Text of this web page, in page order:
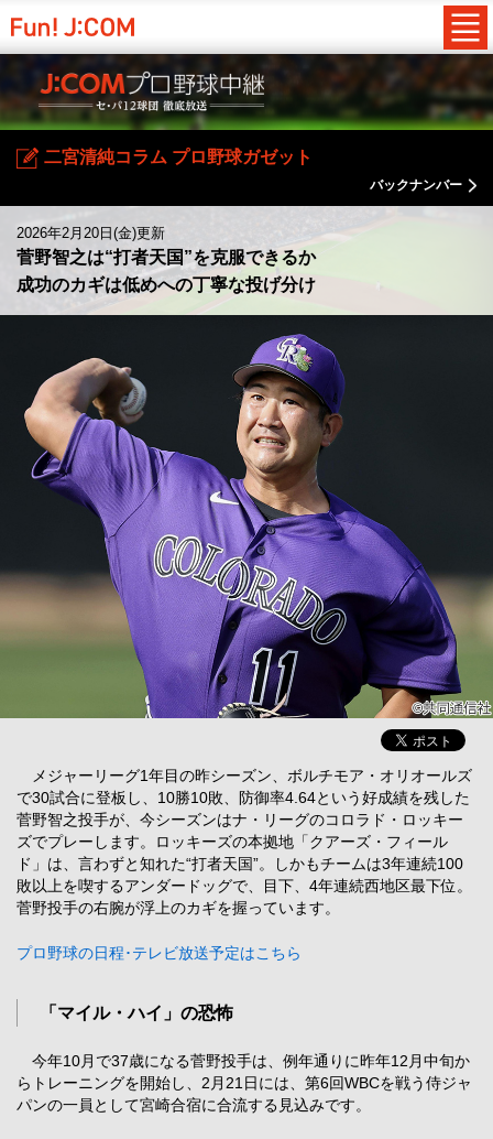
二宮清純コラム プロ野球ガゼット
バックナンバー
2026年2月20日(金)更新
菅野智之は“打者天国”を克服できるか
成功のカギは低めへの丁寧な投げ分け
メジャーリーグ1年目の昨シーズン、ボルチモア・オリオールズ
で30試合に登板し、10勝10敗、防御率4.64という好成績を残した
菅野智之投手が、今シーズンはナ・リーグのコロラド・ロッキー
ズでプレーします。ロッキーズの本拠地「クアーズ・フィール
ド」は、言わずと知れた“打者天国”。しかもチームは3年連続100
敗以上を喫するアンダードッグで、目下、4年連続西地区最下位。
菅野投手の右腕が浮上のカギを握っています。
プロ野球の日程･テレビ放送予定はこちら
「マイル・ハイ」の恐怖
今年10月で37歳になる菅野投手は、例年通りに昨年12月中旬か
らトレーニングを開始し、2月21日には、第6回WBCを戦う侍ジャ
パンの一員として宮崎合宿に合流する見込みです。